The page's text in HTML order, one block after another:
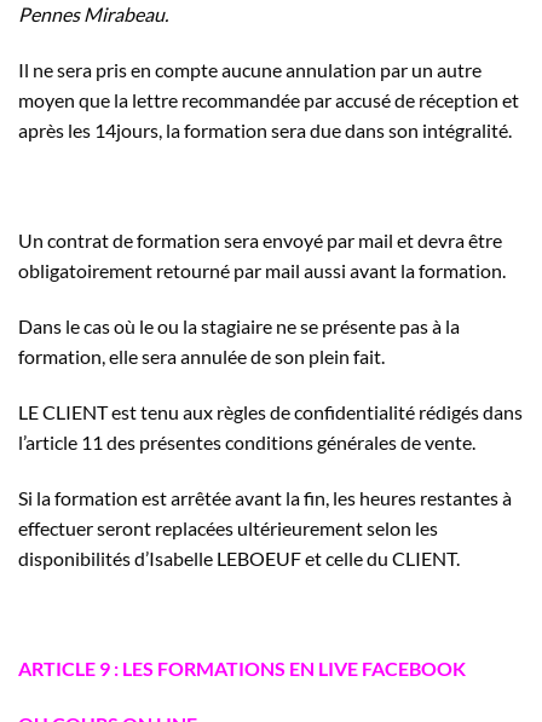
Pennes Mirabeau.
Il ne sera pris en compte aucune annulation par un autre
moyen que la lettre recommandée par accusé de réception et
après les 14jours, la formation sera due dans son intégralité.
Un contrat de formation sera envoyé par mail et devra être
obligatoirement retourné par mail aussi avant la formation.
Dans le cas où le ou la stagiaire ne se présente pas à la
formation, elle sera annulée de son plein fait.
LE CLIENT est tenu aux règles de confidentialité rédigés dans
l’article 11 des présentes conditions générales de vente.
Si la formation est arrêtée avant la fin, les heures restantes à
effectuer seront replacées ultérieurement selon les
disponibilités d’Isabelle LEBOEUF et celle du CLIENT.
ARTICLE 9 : LES FORMATIONS EN LIVE FACEBOOK